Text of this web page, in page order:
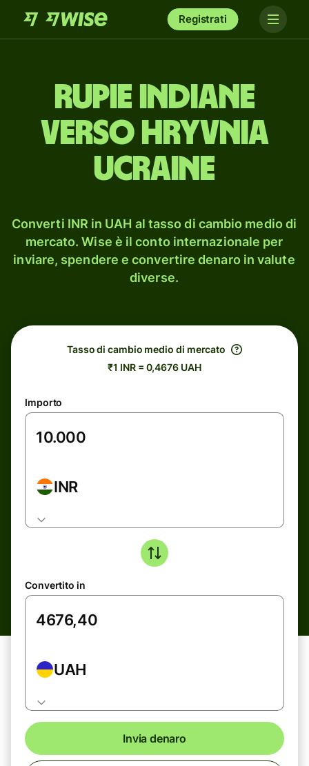
Registrati
rupie indiane
verso hryvnia
ucraine
Converti INR in UAH al tasso di cambio medio di
mercato. Wise è il conto internazionale per
inviare, spendere e convertire denaro in valute
diverse.
Tasso di cambio medio di mercato
₹1 INR = 0,4676 UAH
Importo
INR
Convertito in
UAH
Invia denaro